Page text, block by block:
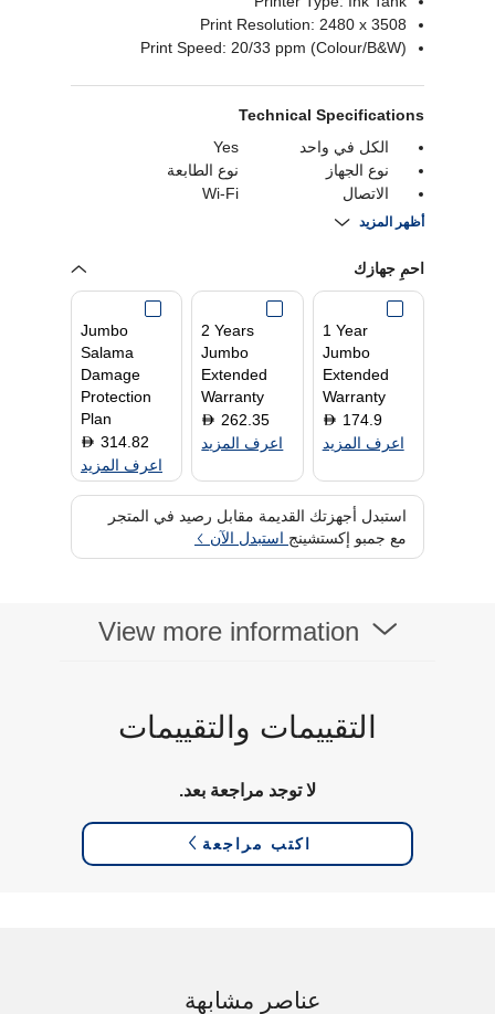
Print Resolution: 2480 x 3508
Print Speed: 20/33 ppm (Colour/B&W)
Technical Specifications
الكل في واحد
Yes
نوع الجهاز
نوع الطابعة
الاتصال
Wi-Fi
أقصى حجم للورقأظهر المزيد
احمِ جهازك
1 Year
Jumbo
Extended
Warranty
D 174.9
اعرف المزيد
2 Years
Jumbo
Extended
Warranty
D 262.35
اعرف المزيد
Jumbo
Salama
Damage
Protection
Plan
D 314.82
اعرف المزيد
استبدل أجهزتك القديمة مقابل رصيد في المتجر
مع جمبو إكستشينج استبدل الآن
View more information
التقييمات والتقييمات
لا توجد مراجعة بعد.
اكتب مراجعة
عناصر مشابهة